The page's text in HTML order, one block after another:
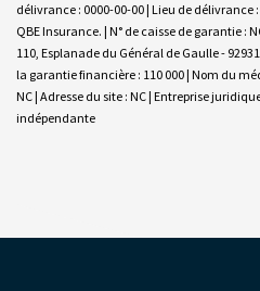
délivrance : 0000-00-00 | Lieu de délivrance
QBE Insurance. | N° de caisse de garantie :
110, Esplanade du Général de Gaulle -
la garantie financière : 110 000 | Nom du
NC | Adresse du site : NC | Entreprise
indépendante